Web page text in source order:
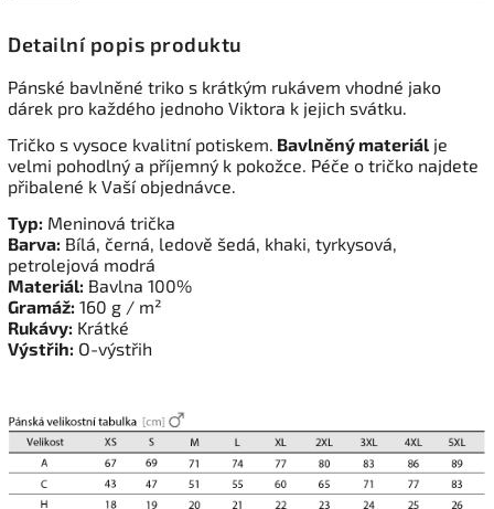
Detailní popis produktu
Pánské bavlněné triko s krátkým rukávem vhodné jako
dárek pro každého jednoho Viktora k jejich svátku.
Tričko s vysoce kvalitní potiskem. Bavlněný materiál je
velmi pohodlný a příjemný k pokožce. Péče o tričko najdete
přibalené k Vaší objednávce.
Typ: Meninová trička
Barva: Bílá, černá, ledově šedá, khaki, tyrkysová,
petrolejová modrá
Materiál: Bavlna 100%
Gramáž: 160 g / m²
Rukávy: Krátké
Výstřih: O-výstřih